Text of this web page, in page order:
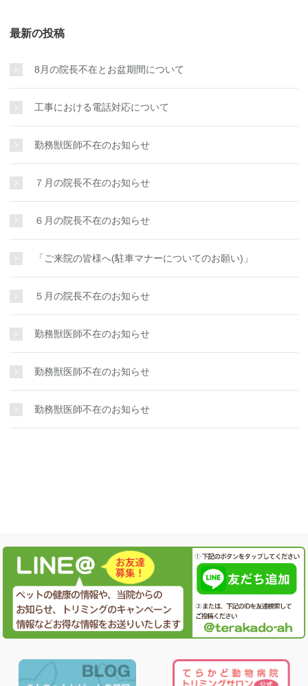
最新の投稿
8月の院長不在とお盆期間について
工事における電話対応について
勤務獣医師不在のお知らせ
７月の院長不在のお知らせ
６月の院長不在のお知らせ
「ご来院の皆様へ(駐車マナーについてのお願い)」
５月の院長不在のお知らせ
勤務獣医師不在のお知らせ
勤務獣医師不在のお知らせ
勤務獣医師不在のお知らせ